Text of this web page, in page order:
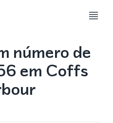
número de
em Coffs